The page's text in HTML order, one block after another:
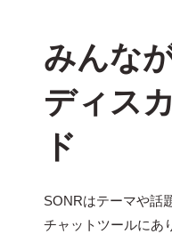
みんな
ディス
ド
SONRはテーマや話
チャットツールにあ